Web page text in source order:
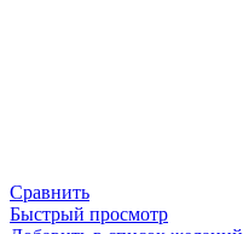
Сравнить
Быстрый просмотр